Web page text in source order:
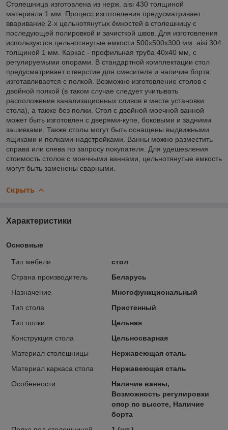
Столешница изготовлена из нерж. aisi 430 толщиной
материала 1 мм. Процесс изготовления предусматривает
вваривание 2-х цельнотянутых ёмкостей в столешницу с
последующей полировкой и зачисткой швов. Для изготовления
используются цельнотянутые емкости 500х500х300 мм. aisi 304
толщиной 1 мм. Каркас - профильная труба 40х40 мм, с
регулируемыми опорами. В стандартной комплектации стол
предусматривает отверстие для смесителя и наличие борта;
изготавливается с полкой. Возможно изготовление столов с
двойной полкой (в таком случае следует учитывать
расположение канализационных сливов в месте установки
стола), а также без полки. Стол с двойной моечной ванной
может быть изготовлен с дверями-купе, боковыми и задними
зашивками. Также столы могут быть оснащены выдвижными
ящиками и полками-надстройками. Ванны можно разместить
справа или слева по запросу покупателя. Для удешевления
стоимость столов с моечными ваннами, цельнотянутые емкость
могут быть заменены сварными.
Скрыть
Характеристики
Основные
Тип мебели
стол
Страна производитель
Беларусь
Назначение
Многофункциональный
Тип стола
Пристенный
Тип полки
Цельная
Конструкция стола
Цельносварная
Материал столешницы
Нержавеющая сталь
Материал каркаса стола
Нержавеющая сталь
Особенности
Наличие ванны,
Возможность регулировки
опор по высоте, Наличие
борта